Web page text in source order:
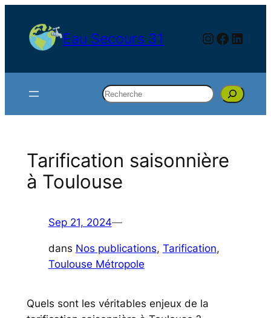
contenu
Eau Secours 31 Instagram
Rechercher
Tarification saisonnière
à Toulouse
Sep 21, 2024—
dans Nos publications, Tarification
Toulouse Métropole
Quels sont les véritables enjeux de la